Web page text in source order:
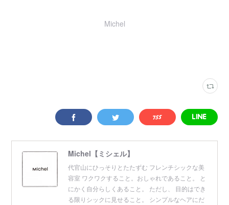
Michel
Michel【ミシェル】
代官山にひっそりとたたずむ フレンチシックな美
容室 ワクワクすること。おしゃれであること。 と
にかく自分らしくあること。 ただし、 目的はでき
る限りシックに見せること。 シンプルなヘアにだ